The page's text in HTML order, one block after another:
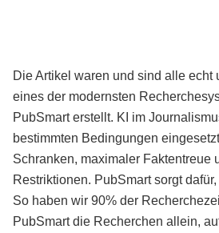
Die Artikel waren und sind alle echt
eines der modernsten
PubSmart erstellt. KI im
bestimmten Bedingungen
Schranken, maximaler Faktentreue
Restriktionen. PubSmart sorgt
So haben wir 90% der
PubSmart die Recherchen allein,